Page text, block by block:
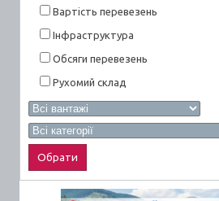
Вартiсть перевезень
Інфраструктура
Обсяги перевезень
Рухомий склад